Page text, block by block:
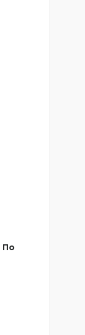
По